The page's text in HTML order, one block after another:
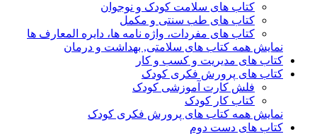
کتاب های سلامت کودک و نوجوان
کتاب های طب سنتی و مکمل
کتاب های مفردات، واژه نامه ها، دایره المعارف ها
نمایش همه کتاب های سلامتی, بهداشت و درمان
کتاب های مدیریت و کسب و کار
کتاب های پرورش فکری کودک
فلش کارت آموزشی کودک
کتاب کار کودک
نمایش همه کتاب های پرورش فکری کودک
کتاب های دست دوم